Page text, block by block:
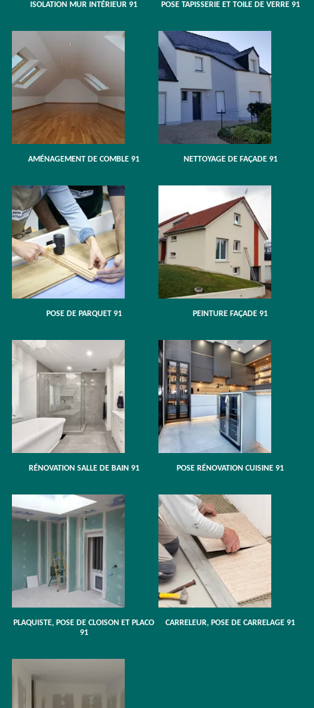
ISOLATION MUR INTÉRIEUR 91 POSE TAPISSERIE ET TOILE DE VERRE 91
AMÉNAGEMENT DE COMBLE 91 NETTOYAGE DE FAÇADE 91
POSE DE PARQUET 91 PEINTURE FAÇADE 91
RÉNOVATION SALLE DE BAIN 91 POSE RÉNOVATION CUISINE 91
PLAQUISTE, POSE DE CLOISON ET PLACO
91
CARRELEUR, POSE DE CARRELAGE 91